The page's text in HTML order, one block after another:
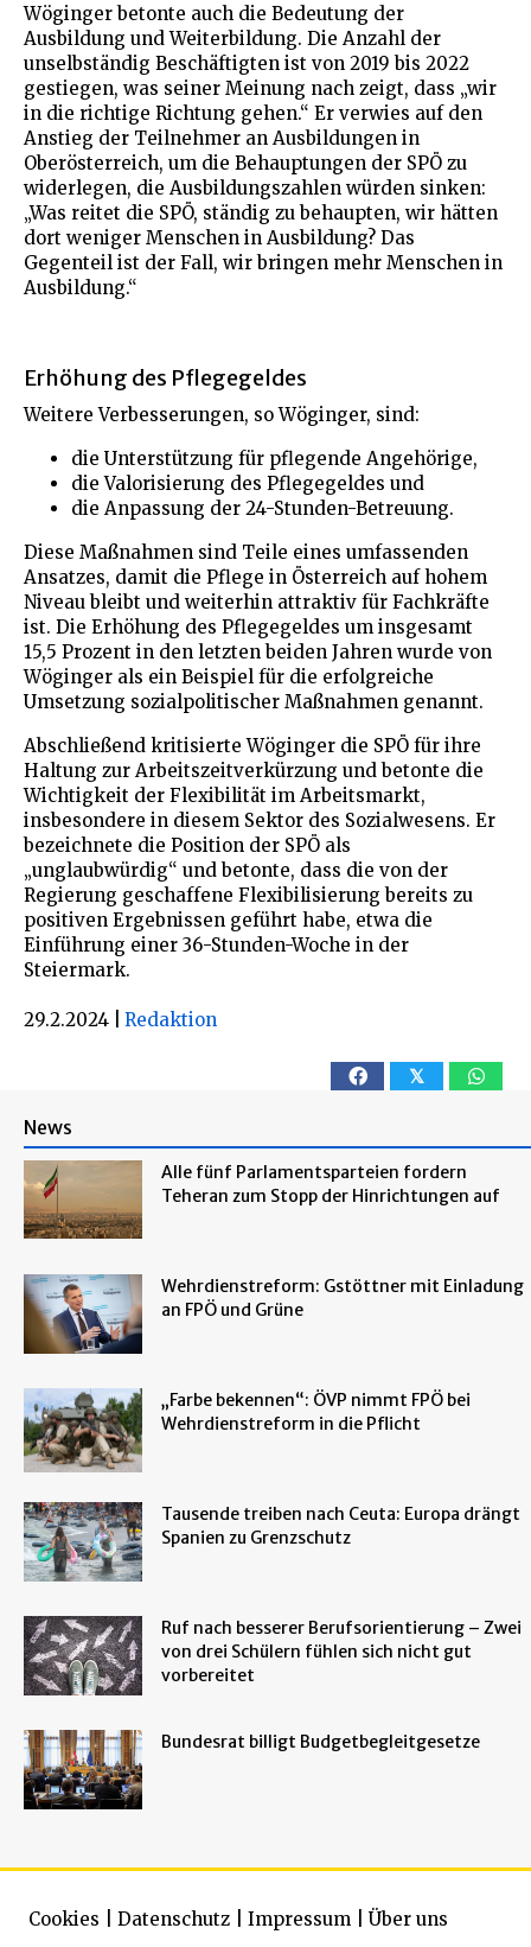
Wöginger betonte auch die Bedeutung der
Ausbildung und Weiterbildung. Die Anzahl der
unselbständig Beschäftigten ist von 2019 bis 2022
gestiegen, was seiner Meinung nach zeigt, dass „wir
in die richtige Richtung gehen.“ Er verwies auf den
Anstieg der Teilnehmer an Ausbildungen in
Oberösterreich, um die Behauptungen der SPÖ zu
widerlegen, die Ausbildungszahlen würden sinken:
„Was reitet die SPÖ, ständig zu behaupten, wir hätten
dort weniger Menschen in Ausbildung? Das
Gegenteil ist der Fall, wir bringen mehr Menschen in
Ausbildung.“
Erhöhung des Pflegegeldes
Weitere Verbesserungen, so Wöginger, sind:
die Unterstützung für pflegende Angehörige,
die Valorisierung des Pflegegeldes und
die Anpassung der 24-Stunden-Betreuung.
Diese Maßnahmen sind Teile eines umfassenden
Ansatzes, damit die Pflege in Österreich auf hohem
Niveau bleibt und weiterhin attraktiv für Fachkräfte
ist. Die Erhöhung des Pflegegeldes um insgesamt
15,5 Prozent in den letzten beiden Jahren wurde von
Wöginger als ein Beispiel für die erfolgreiche
Umsetzung sozialpolitischer Maßnahmen genannt.
Abschließend kritisierte Wöginger die SPÖ für ihre
Haltung zur Arbeitszeitverkürzung und betonte die
Wichtigkeit der Flexibilität im Arbeitsmarkt,
insbesondere in diesem Sektor des Sozialwesens. Er
bezeichnete die Position der SPÖ als
„unglaubwürdig“ und betonte, dass die von der
Regierung geschaffene Flexibilisierung bereits zu
positiven Ergebnissen geführt habe, etwa die
Einführung einer 36-Stunden-Woche in der
Steiermark.
29.2.2024 Redaktion
𝕏
News
Alle fünf Parlamentsparteien fordern
Teheran zum Stopp der Hinrichtungen auf
Wehrdienstreform: Gstöttner mit Einladung
an FPÖ und Grüne
„Farbe bekennen“: ÖVP nimmt FPÖ bei
Wehrdienstreform in die Pflicht
Tausende treiben nach Ceuta: Europa drängt
Spanien zu Grenzschutz
Ruf nach besserer Berufsorientierung – Zwei
von drei Schülern fühlen sich nicht gut
vorbereitet
Bundesrat billigt Budgetbegleitgesetze
Cookies Datenschutz Impressum Über uns